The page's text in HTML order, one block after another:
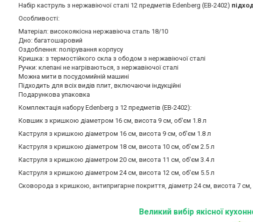
Набір каструль з нержавіючої сталі 12 предметів Edenberg (EB-2402)
Особливості:
Матеріал: високоякісна нержавіюча сталь 18/10
Дно: багатошаровий
Оздоблення: полірування корпусу
Кришка: з термостійкого скла з ободом з нержавіючої сталі
Ручки: клепані не нагріваються, з нержавіючої сталі
Можна мити в посудомийній машині
Підходить для всіх видів плит, включаючи індукційні
Подарункова упаковка
Комплектація набору Edenberg з 12 предметів (EB-2402):
Ковшик з кришкою діаметром 16 см, висота 9 см, об'єм 1.8 л
Каструля з кришкою діаметром 16 см, висота 9 см, об'єм 1.8 л
Каструля з кришкою діаметром 18 см, висота 10 см, об'єм 2.5 л
Каструля з кришкою діаметром 20 см, висота 11 см, об'єм 3.4 л
Каструля з кришкою діаметром 24 см, висота 12 см, об'єм 5.5 л
Сковорода з кришкою, антипригарне покриття, діаметр 24 см, висота 7 см,
Великий вибір якісної